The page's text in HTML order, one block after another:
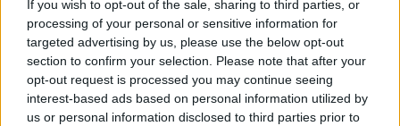
If you wish to opt-out of the sale, sharing to third parties, or
processing of your personal or sensitive information for
targeted advertising by us, please use the below opt-out
section to confirm your selection. Please note that after your
opt-out request is processed you may continue seeing
interest-based ads based on personal information utilized by
us or personal information disclosed to third parties prior to